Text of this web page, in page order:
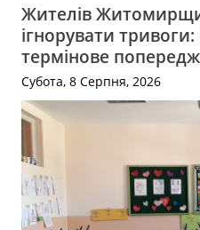
Жителів
ігнорувати
термінове
Субота, 8 Серпня, 2026